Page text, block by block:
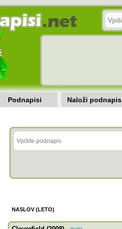
Podnapisi Naloži podnapis
NASLOV (LETO)